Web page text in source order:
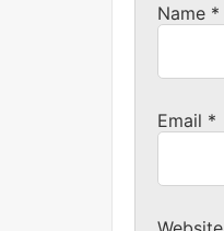
Name *
Email *